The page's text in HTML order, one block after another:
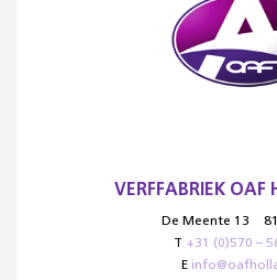
VERFFABRIEK OAF
De Meente 13
T +31 (0)570 –
E